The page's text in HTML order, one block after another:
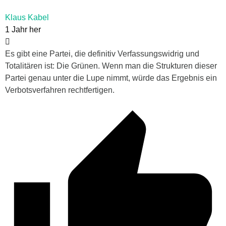
Klaus Kabel
1 Jahr her
Es gibt eine Partei, die definitiv Verfassungswidrig und
Totalitären ist: Die Grünen. Wenn man die Strukturen dieser
Partei genau unter die Lupe nimmt, würde das Ergebnis ein
Verbotsverfahren rechtfertigen.